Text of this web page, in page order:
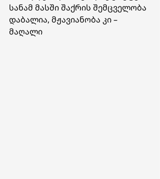
სანამ მასში შაქრის შემცველობა
დაბალია, მჟავიანობა კი –
მაღალი